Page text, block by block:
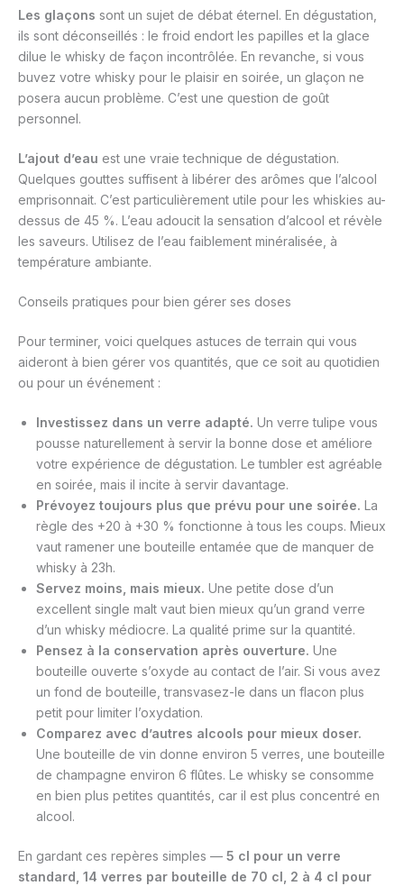
Les glaçons sont un sujet de débat éternel. En dégustation,
ils sont déconseillés : le froid endort les papilles et la glace
dilue le whisky de façon incontrôlée. En revanche, si vous
buvez votre whisky pour le plaisir en soirée, un glaçon ne
posera aucun problème. C’est une question de goût
personnel.
L’ajout d’eau est une vraie technique de dégustation.
Quelques gouttes suffisent à libérer des arômes que l’alcool
emprisonnait. C’est particulièrement utile pour les whiskies au-
dessus de 45 %. L’eau adoucit la sensation d’alcool et révèle
les saveurs. Utilisez de l’eau faiblement minéralisée, à
température ambiante.
Conseils pratiques pour bien gérer ses doses
Pour terminer, voici quelques astuces de terrain qui vous
aideront à bien gérer vos quantités, que ce soit au quotidien
ou pour un événement :
Investissez dans un verre adapté. Un verre tulipe vous
pousse naturellement à servir la bonne dose et améliore
votre expérience de dégustation. Le tumbler est agréable
en soirée, mais il incite à servir davantage.
Prévoyez toujours plus que prévu pour une soirée. La
règle des +20 à +30 % fonctionne à tous les coups. Mieux
vaut ramener une bouteille entamée que de manquer de
whisky à 23h.
Servez moins, mais mieux. Une petite dose d’un
excellent single malt vaut bien mieux qu’un grand verre
d’un whisky médiocre. La qualité prime sur la quantité.
Pensez à la conservation après ouverture. Une
bouteille ouverte s’oxyde au contact de l’air. Si vous avez
un fond de bouteille, transvasez-le dans un flacon plus
petit pour limiter l’oxydation.
Comparez avec d’autres alcools pour mieux doser.
Une bouteille de vin donne environ 5 verres, une bouteille
de champagne environ 6 flûtes. Le whisky se consomme
en bien plus petites quantités, car il est plus concentré en
alcool.
En gardant ces repères simples — 5 cl pour un verre
standard, 14 verres par bouteille de 70 cl, 2 à 4 cl pour